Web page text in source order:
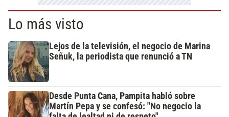
Lo más visto
Lejos de la televisión, el negocio de Marina
Señuk, la periodista que renunció a TN
Desde Punta Cana, Pampita habló sobre
Martín Pepa y se confesó: "No negocio la